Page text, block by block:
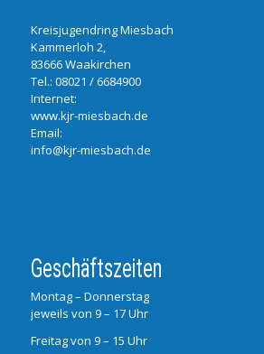
Kreisjugendring Miesbach
Kammerloh 2,
83666 Waakirchen
Tel.: 08021 / 6684900
Internet:
www.kjr-miesbach.de
Email:
info@kjr-miesbach.de
Geschäftszeiten
Montag – Donnerstag
jeweils von 9 – 17 Uhr
Freitag von 9 – 15 Uhr